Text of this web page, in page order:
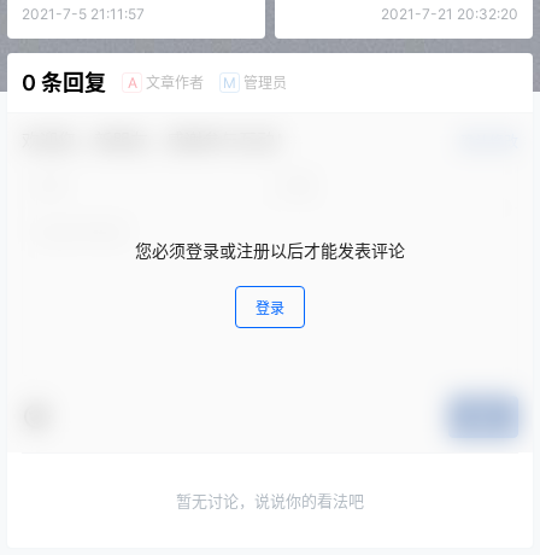
2021-7-5 21:11:57 2021-7-21 20:32:20
0 条回复 A 文章作者 M 管理员
您必须登录或注册以后才能发表评论
登录
暂无讨论，说说你的看法吧